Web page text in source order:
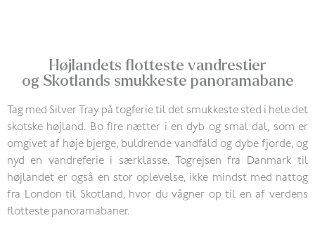
Højlandets flotteste vandrestier
og Skotlands smukkeste panoramabane
Tag med Silver Tray på togferie til det smukkeste sted i hele det
skotske højland. Bo fire nætter i en dyb og smal dal, som er
omgivet af høje bjerge, buldrende vandfald og dybe fjorde, og
nyd en vandreferie i særklasse. Togrejsen fra Danmark til
højlandet er også en stor oplevelse, ikke mindst med nattog
fra London til Skotland, hvor du vågner op til en af verdens
flotteste panoramabaner.